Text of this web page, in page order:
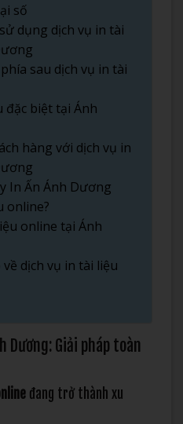
số
dụng dịch vụ in tài
sau dịch vụ in tài
đặc biệt tại Ánh
hàng với dịch vụ in
In Ấn Ánh Dương
online?
online tại Ánh
dịch vụ in tài liệu
Dương: Giải pháp toàn
đang trở thành xu